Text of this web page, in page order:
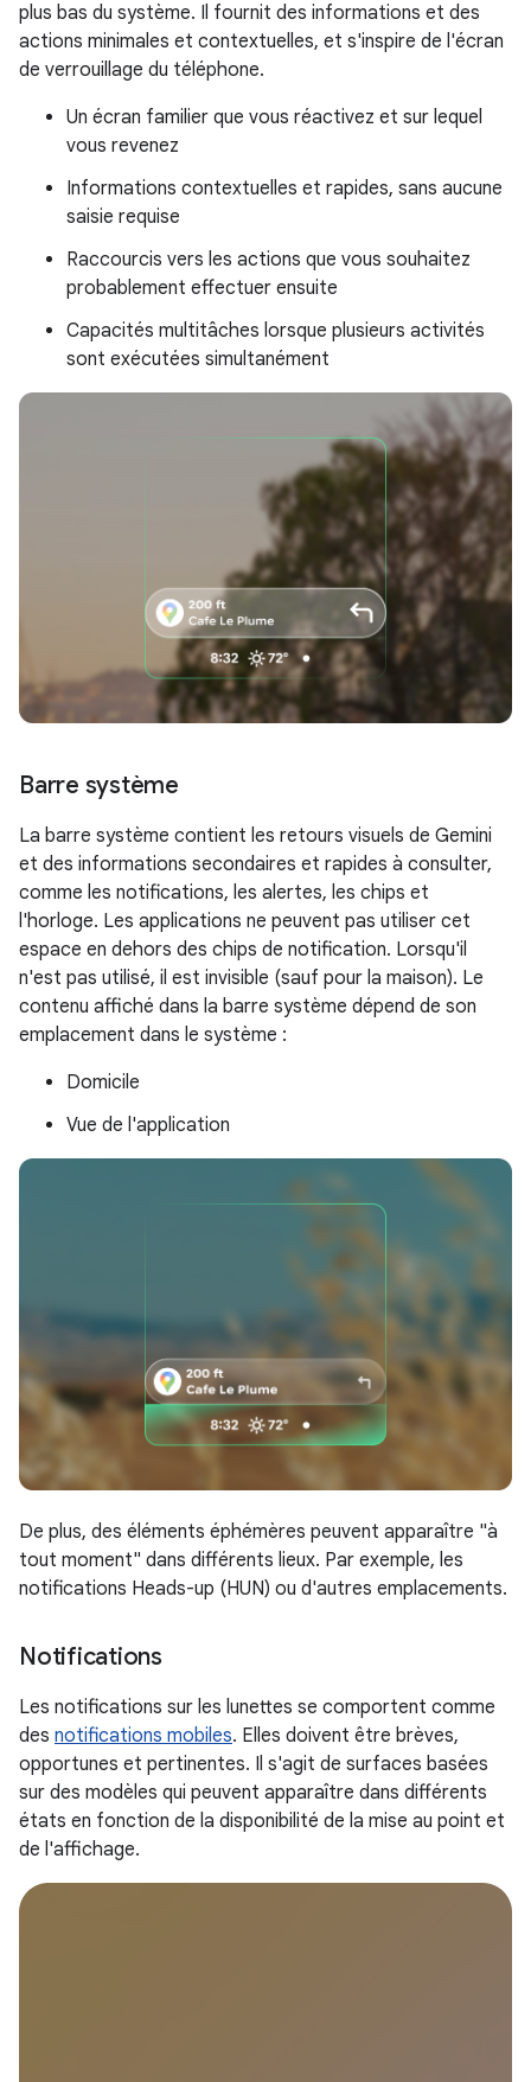
plus bas du système. Il fournit des informations et des
actions minimales et contextuelles, et s'inspire de l'écran
de verrouillage du téléphone.
Un écran familier que vous réactivez et sur lequel
vous revenez
Informations contextuelles et rapides, sans aucune
saisie requise
Raccourcis vers les actions que vous souhaitez
probablement effectuer ensuite
Capacités multitâches lorsque plusieurs activités
sont exécutées simultanément
Barre système
La barre système contient les retours visuels de Gemini
et des informations secondaires et rapides à consulter,
comme les notifications, les alertes, les chips et
l'horloge. Les applications ne peuvent pas utiliser cet
espace en dehors des chips de notification. Lorsqu'il
n'est pas utilisé, il est invisible (sauf pour la maison). Le
contenu affiché dans la barre système dépend de son
emplacement dans le système :
Domicile
Vue de l'application
De plus, des éléments éphémères peuvent apparaître "à
tout moment" dans différents lieux. Par exemple, les
notifications Heads-up (HUN) ou d'autres emplacements.
Notifications
Les notifications sur les lunettes se comportent comme
des notifications mobiles. Elles doivent être brèves,
opportunes et pertinentes. Il s'agit de surfaces basées
sur des modèles qui peuvent apparaître dans différents
états en fonction de la disponibilité de la mise au point et
de l'affichage.